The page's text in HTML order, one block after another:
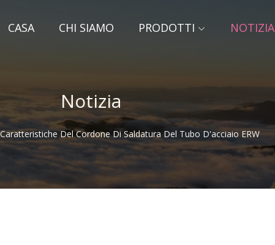
CASA CHI SIAMO PRODOTTI NOTIZIA
Notizia
Caratteristiche Del Cordone Di Saldatura Del Tubo D'acciaio ERW